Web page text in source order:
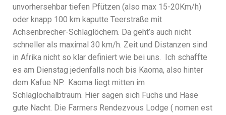
unvorhersehbar tiefen Pfützen (also max 15-20Km/h)
oder knapp 100 km kaputte Teerstraße mit
Achsenbrecher-Schlaglöchern. Da geht’s auch nicht
schneller als maximal 30 km/h. Zeit und Distanzen sind
in Afrika nicht so klar definiert wie bei uns. Ich schaffte
es am Dienstag jedenfalls noch bis Kaoma, also hinter
dem Kafue NP. Kaoma liegt mitten im
Schlaglochalbtraum. Hier sagen sich Fuchs und Hase
gute Nacht. Die Farmers Rendezvous Lodge ( nomen est